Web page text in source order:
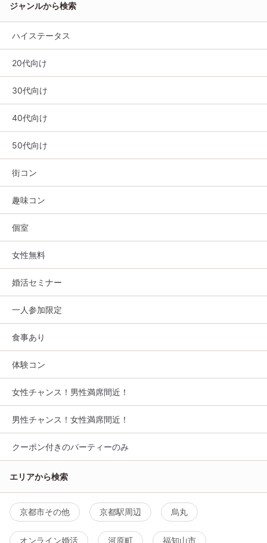
ジャンルから検索
ハイステータス
20代向け
30代向け
40代向け
50代向け
街コン
趣味コン
個室
女性無料
婚活セミナー
一人参加限定
食事あり
体験コン
女性チャンス！男性満席間近！
男性チャンス！女性満席間近！
クーポン付きのパーティーのみ
エリアから検索
京都市その他 京都駅周辺 烏丸
オンライン婚活 河原町 福知山市